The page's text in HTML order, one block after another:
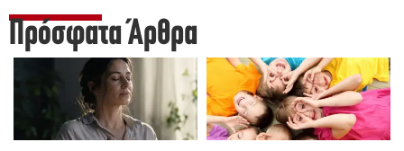
Πρόσφατα Άρθρα